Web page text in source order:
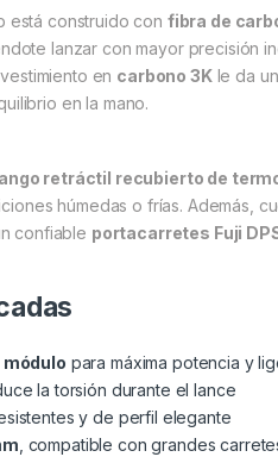
está construido con fibra de
lanzar con mayor precisión
en carbono 3Kle da
en la mano.
retráctil recubierto de
húmedas o frías. Además,
confiable portacarretes Fuji
para máxima potencia y
la torsión durante el lance
y de perfil elegante
, compatible con grandes